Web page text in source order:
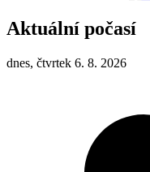
Aktuální počasí
dnes, čtvrtek 6. 8. 2026